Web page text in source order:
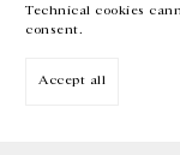
Technical cookies
consent.
Accept all
Inscrivez-vous à notre